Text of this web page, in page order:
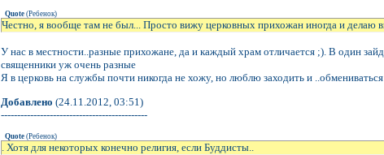
Quote (Ребенок)
Честно, я вообще там не был... Просто вижу церковных прихожан иногда и делаю
У нас в местности..разные прихожане, да и каждый храм отличается ;). В один
священники уж очень разные
Я в церковь на службы почти никогда не хожу, но люблю заходить и
Добавлено (24.11.2012, 03:51)
---------------------------------------------
Quote (Ребенок)
. Хотя для некоторых конечно религия, если Буддисты..